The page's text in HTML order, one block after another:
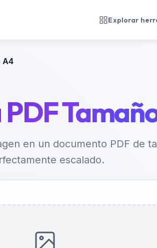
Explorar
A4
en un documento PDF de
escalado.